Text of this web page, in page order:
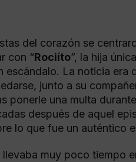
del corazón se
con “Rociíto”, la hija
escándalo. La noticia era
junto a su
ponerle una multa
después de aquel
lo que fue un auténtico
llevaba muy poco tiempo